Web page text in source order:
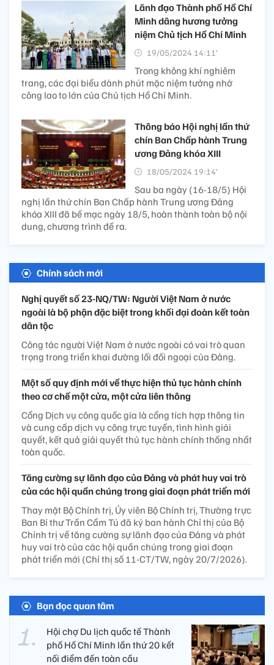
Lãnh đạo Thành phố Hồ Chí
Minh dâng hương tưởng
niệm Chủ tịch Hồ Chí Minh
19/05/2024 14:11’
Trong không khí nghiêm
trang, các đại biểu dành phút mặc niệm tưởng nhớ
công lao to lớn của Chủ tịch Hồ Chí Minh.
Thông báo Hội nghị lần thứ
chín Ban Chấp hành Trung
ương Đảng khóa XIII
18/05/2024 19:14’
Sau ba ngày (16-18/5) Hội
nghị lần thứ chín Ban Chấp hành Trung ương Đảng
khóa XIII đã bế mạc ngày 18/5, hoàn thành toàn bộ nội
dung, chương trình đề ra.
Chính sách mới
Nghị quyết số 23-NQ/TW: Người Việt Nam ở nước
ngoài là bộ phận đặc biệt trong khối đại đoàn kết toàn
dân tộc
Công tác người Việt Nam ở nước ngoài có vai trò quan
trọng trong triển khai đường lối đối ngoại của Đảng.
Một số quy định mới về thực hiện thủ tục hành chính
theo cơ chế một cửa, một cửa liên thông
Cổng Dịch vụ công quốc gia là cổng tích hợp thông tin
và cung cấp dịch vụ công trực tuyến, tình hình giải
quyết, kết quả giải quyết thủ tục hành chính thống nhất
toàn quốc.
Tăng cường sự lãnh đạo của Đảng và phát huy vai trò
của các hội quần chúng trong giai đoạn phát triển mới
Thay mặt Bộ Chính trị, Ủy viên Bộ Chính trị, Thường trực
Ban Bí thư Trần Cẩm Tú đã ký ban hành Chỉ thị của Bộ
Chính trị về tăng cường sự lãnh đạo của Đảng và phát
huy vai trò của các hội quần chúng trong giai đoạn
phát triển mới (Chỉ thị số 11-CT/TW, ngày 20/7/2026).
Bạn đọc quan tâm
Hội chợ Du lịch quốc tế Thành
phố Hồ Chí Minh lần thứ 20 kết
nối điểm đến toàn cầu